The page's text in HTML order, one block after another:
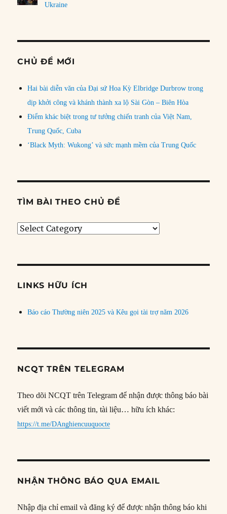
Ukraine
CHỦ ĐỀ MỚI
Hai bài diễn văn của Đại sứ Hoa Kỳ Elbridge Durbrow trong
dịp khởi công và khánh thành xa lộ Sài Gòn – Biên Hòa
Điểm khác biệt trong tư tưởng chiến tranh của Việt Nam,
Trung Quốc, Cuba
‘Black Myth: Wukong’ và sức mạnh mềm của Trung Quốc
TÌM BÀI THEO CHỦ ĐỀ
Tìm
đề
LINKS HỮU ÍCH
Báo cáo Thường niên 2025 và Kêu gọi tài trợ năm 2026
NCQT TRÊN TELEGRAM
Theo dõi NCQT trên Telegram để nhận được thông báo bài
viết mới và các thông tin, tài liệu… hữu ích khác:
https://t.me/DAnghiencuuquocte
NHẬN THÔNG BÁO QUA EMAIL
Nhập địa chỉ email và đăng ký để được nhận thông báo khi